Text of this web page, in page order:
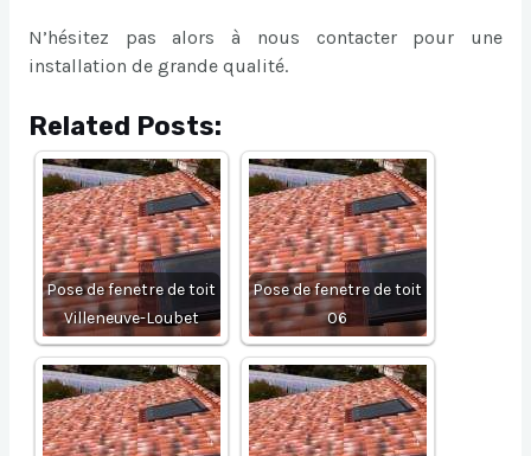
N’hésitez pas alors à nous contacter pour une
installation de grande qualité.
Related Posts:
Pose de fenetre de toit
Villeneuve-Loubet
Pose de fenetre de toit
06